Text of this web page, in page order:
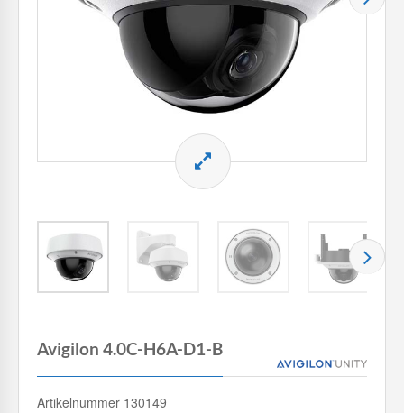
Avigilon 4.0C-H6A-D1-B
Artikelnummer 130149